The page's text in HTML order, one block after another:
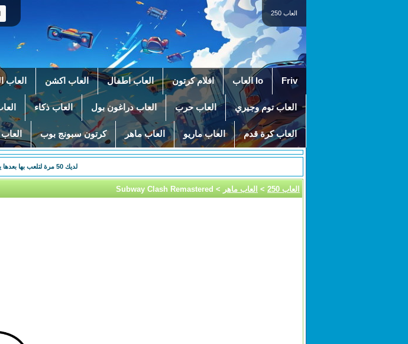
العاب 250
Friv Io العاب افلام كرتون العاب اطفال العاب اكشن العاب
العاب توم وجيري العاب حرب العاب دراغون بول العاب ذكاء
العاب كرة قدم العاب ماريو العاب ماهر كرتون سبونج بوب
لديك50 مرة لتلعب بها
العاب 250 > العاب ماهر > Subway Clash Remastered